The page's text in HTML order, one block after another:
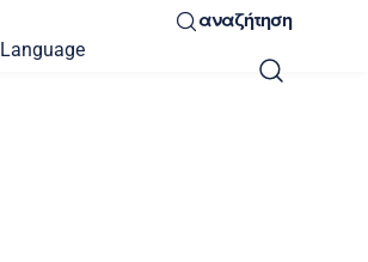
Language
αναζήτηση